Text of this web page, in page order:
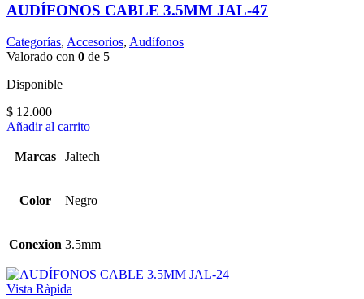
AUDÍFONOS CABLE 3.5MM JAL-47
Categorías, Accesorios, Audífonos
Valorado con 0 de 5
Disponible
$ 12.000
Añadir al carrito
Marcas Jaltech
Color Negro
Conexion 3.5mm
Vista Ràpida